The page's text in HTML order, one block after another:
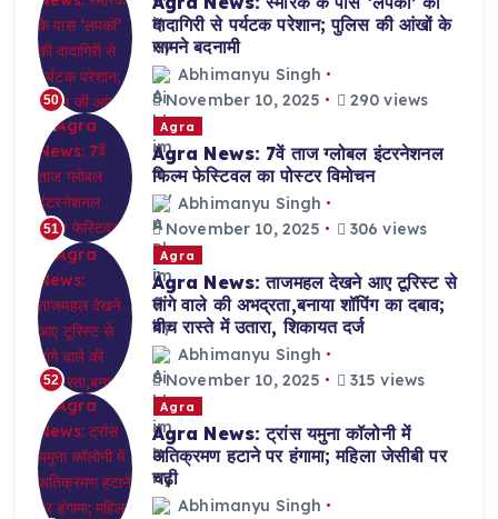
50
दादागिरी से पर्यटक परेशान; पुलिस की आंखों के
सामने बदनामी
Abhimanyu Singh
November 10, 2025
290 views
51
Agra
Agra News: 7वें ताज ग्लोबल इंटरनेशनल
फिल्म फेस्टिवल का पोस्टर विमोचन
Abhimanyu Singh
November 10, 2025
306 views
52
Agra
Agra News: ताजमहल देखने आए टूरिस्ट से
तांगे वाले की अभद्रता,बनाया शॉपिंग का दबाव;
बीच रास्ते में उतारा, शिकायत दर्ज
Abhimanyu Singh
November 10, 2025
315 views
Agra
Agra News: ट्रांस यमुना कॉलोनी में
अतिक्रमण हटाने पर हंगामा; महिला जेसीबी पर
चढ़ी
Abhimanyu Singh